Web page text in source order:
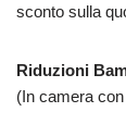
sconto sulla
Riduzioni
(In camera